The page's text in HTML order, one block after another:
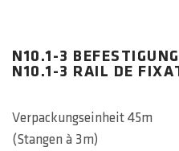
N10.1-3
N10.1-3 RAIL DE
Verpackungseinheit 45m
(Stangen à 3m)